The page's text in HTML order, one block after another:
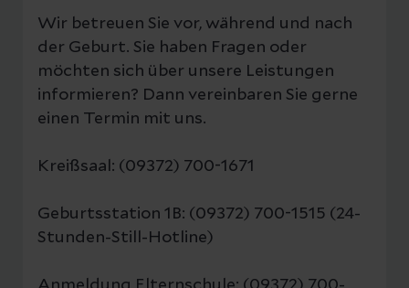
chirurgischen Lasergeräten der Fall ist.
Bei der Low-Level-Lasertherapie gibt es
zwei grundlegende Behandlungsarten:
Punktbehandlung: Die
Gelenksbestrahlungen und zur
Flächenbehandlung: Die
der Schmerztherapie und bei
Wir betreuen Sie vor, während und nach
der Geburt. Sie haben Fragen oder
möchten sich über unsere Leistungen
informieren? Dann vereinbaren Sie gerne
einen Termin mit uns.
Kreißsaal: (09372) 700-1671
Geburtsstation 1B: (09372) 700-1515 (24-
Stunden-Still-Hotline)